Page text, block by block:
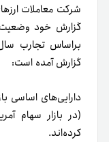
شرکت معاملات
گزارش خود وضعیت
بر‌اساس تجارب
گزارش آمده است:
(در بازار سهام
کرده‌اند.